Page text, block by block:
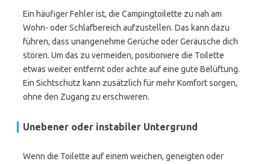
Ein häufiger Fehler ist, die Campingtoilette zu nah am
Wohn- oder Schlafbereich aufzustellen. Das kann dazu
führen, dass unangenehme Gerüche oder Geräusche dich
stören. Um das zu vermeiden, positioniere die Toilette
etwas weiter entfernt oder achte auf eine gute Belüftung.
Ein Sichtschutz kann zusätzlich für mehr Komfort sorgen,
ohne den Zugang zu erschweren.
Unebener oder instabiler Untergrund
Wenn die Toilette auf einem weichen, geneigten oder